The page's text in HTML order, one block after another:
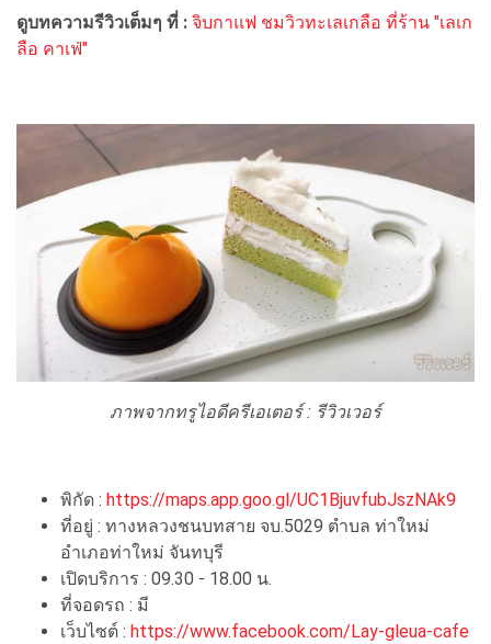
ดูบทความรีวิวเต็มๆ ที่ : จิบกาแฟ ชมวิวทะเลเกลือ ที่ร้าน "เลเก
ลือ คาเฟ่"
ภาพจากทรูไอดีครีเอเตอร์ : รีวิวเวอร์
พิกัด : https://maps.app.goo.gl/UC1BjuvfubJszNAk9
ที่อยู่ : ทางหลวงชนบทสาย จบ.5029 ตำบล ท่าใหม่
อำเภอท่าใหม่ จันทบุรี
เปิดบริการ : 09.30 - 18.00 น.
ที่จอดรถ : มี
เว็บไซต์ : https://www.facebook.com/Lay-gleua-cafe